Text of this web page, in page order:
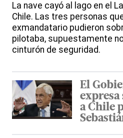
La nave cayó al lago en el
Chile. Las tres personas
exmandatario pudieron
pilotaba, supuestamente
cinturón de seguridad.
El
expresa
a Chile